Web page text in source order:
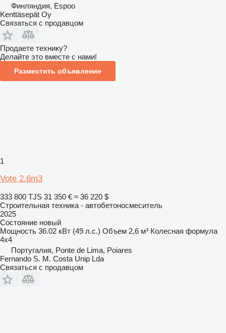
Финляндия, Espoo
Kenttäsepät Oy
Связаться с продавцом
Продаете технику?
Делайте это вместе с нами!
Разместить объявление
1
Vote 2.6m3
333 800 TJS 31 350 € ≈ 36 220 $
Строительная техника - автобетоносмеситель
2025
Состояние новый
Мощность 36.02 кВт (49 л.с.) Объем 2,6 м³ Колесная формула
4x4
Португалия, Ponte de Lima, Poiares
Fernando S. M. Costa Unip Lda
Связаться с продавцом